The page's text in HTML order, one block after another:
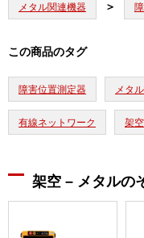
メタル関連機器
この商品のタグ
障害位置測定器 メタ
有線ネットワーク 架
架空 – メタルの